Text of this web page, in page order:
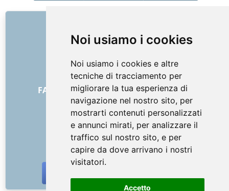
Noi usiamo i cookies
Noi usiamo i cookies e altre
tecniche di tracciamento per
migliorare la tua esperienza di
navigazione nel nostro sito, per
mostrarti contenuti personalizzati
e annunci mirati, per analizzare il
traffico sul nostro sito, e per
capire da dove arrivano i nostri
visitatori.
Accetto
Chi siamo
Listino prezzi
Termini generali e condizioni
FAQ - per i clienti FAQ - per i fornitori
Pubblicità e marketing
Blog
Contatto
SOCIAL NETWORKS